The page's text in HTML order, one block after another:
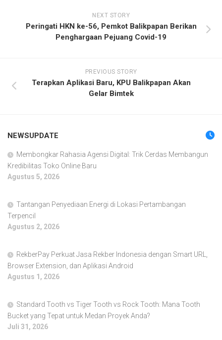
NEXT STORY
Peringati HKN ke-56, Pemkot Balikpapan Berikan
Penghargaan Pejuang Covid-19
PREVIOUS STORY
Terapkan Aplikasi Baru, KPU Balikpapan Akan
Gelar Bimtek
NEWSUPDATE
Membongkar Rahasia Agensi Digital: Trik Cerdas Membangun
Kredibilitas Toko Online Baru
Agustus 5, 2026
Tantangan Penyediaan Energi di Lokasi Pertambangan
Terpencil
Agustus 2, 2026
RekberPay Perkuat Jasa Rekber Indonesia dengan Smart URL,
Browser Extension, dan Aplikasi Android
Agustus 1, 2026
Standard Tooth vs Tiger Tooth vs Rock Tooth: Mana Tooth
Bucket yang Tepat untuk Medan Proyek Anda?
Juli 31, 2026